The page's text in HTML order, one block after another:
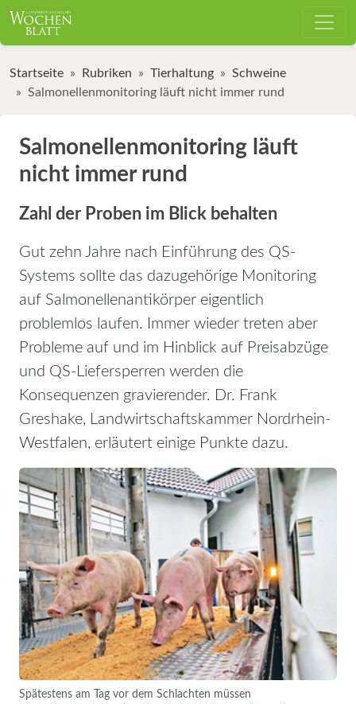
Startseite Rubriken Tierhaltung
Schweine
Salmonellenmonitoring läuft nicht immer rund
Salmonellenmonitoring läuft
nicht immer rund
Zahl der Proben im Blick behalten
Gut zehn Jahre nach Einführung des QS-
Systems sollte das dazugehörige Monitoring
auf Salmonellenantikörper eigentlich
problemlos laufen. Immer wieder treten aber
Probleme auf und im Hinblick auf Preisabzüge
und QS-Liefersperren werden die
Konsequenzen gravierender. Dr. Frank
Greshake, Landwirtschaftskammer Nordrhein-
Westfalen, erläutert einige Punkte dazu.
Spätestens am Tag vor dem Schlachten müssen